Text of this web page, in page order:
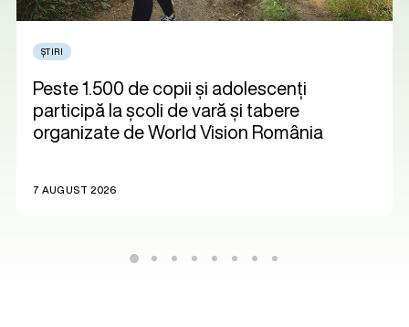
ȘTIRI
Peste 1.500 de copii și adolescenți
participă la școli de vară și tabere
organizate de World Vision România
7 AUGUST 2026